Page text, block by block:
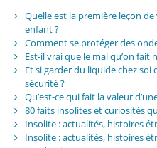
Quelle est la première leçon
enfant ?
Comment se protéger des
Est-il vrai que le mal qu’on
Et si garder du liquide chez
sécurité ?
Qu’est-ce qui fait la valeur
80 faits insolites et curiosités
Insolite : actualités, histoires
Insolite : actualités, histoires